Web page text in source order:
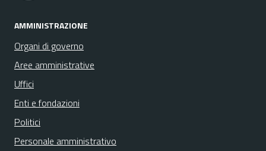
AMMINISTRAZIONE
Organi di governo
Aree amministrative
Uffici
Enti e fondazioni
Politici
Personale amministrativo